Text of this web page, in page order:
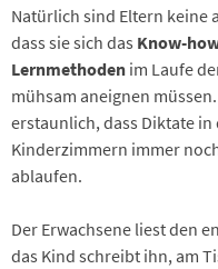
Natürlich sind Eltern keine
dass sie sich das Know-
Lernmethoden im Laufe
mühsam aneignen
erstaunlich, dass Diktate
Kinderzimmern immer
ablaufen.
Der Erwachsene liest den
das Kind schreibt ihn, am